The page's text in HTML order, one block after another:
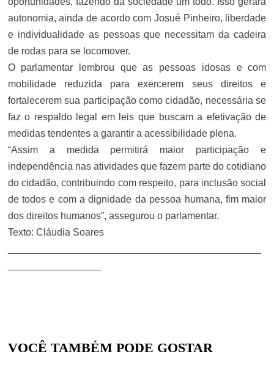
autonomia, ainda de acordo com Josué Pinheiro, liberdade
e individualidade as pessoas que necessitam da cadeira
de rodas para se locomover.
O parlamentar lembrou que as pessoas idosas e com
mobilidade reduzida para exercerem seus direitos e
fortalecerem sua participação como cidadão, necessária se
faz o respaldo legal em leis que buscam a efetivação de
medidas tendentes a garantir a acessibilidade plena.
“Assim a medida permitirá maior participação e
independência nas atividades que fazem parte do cotidiano
do cidadão, contribuindo com respeito, para inclusão social
de todos e com a dignidade da pessoa humana, fim maior
dos direitos humanos”, assegurou o parlamentar.
Texto: Cláudia Soares
VOCÊ TAMBÉM PODE GOSTAR